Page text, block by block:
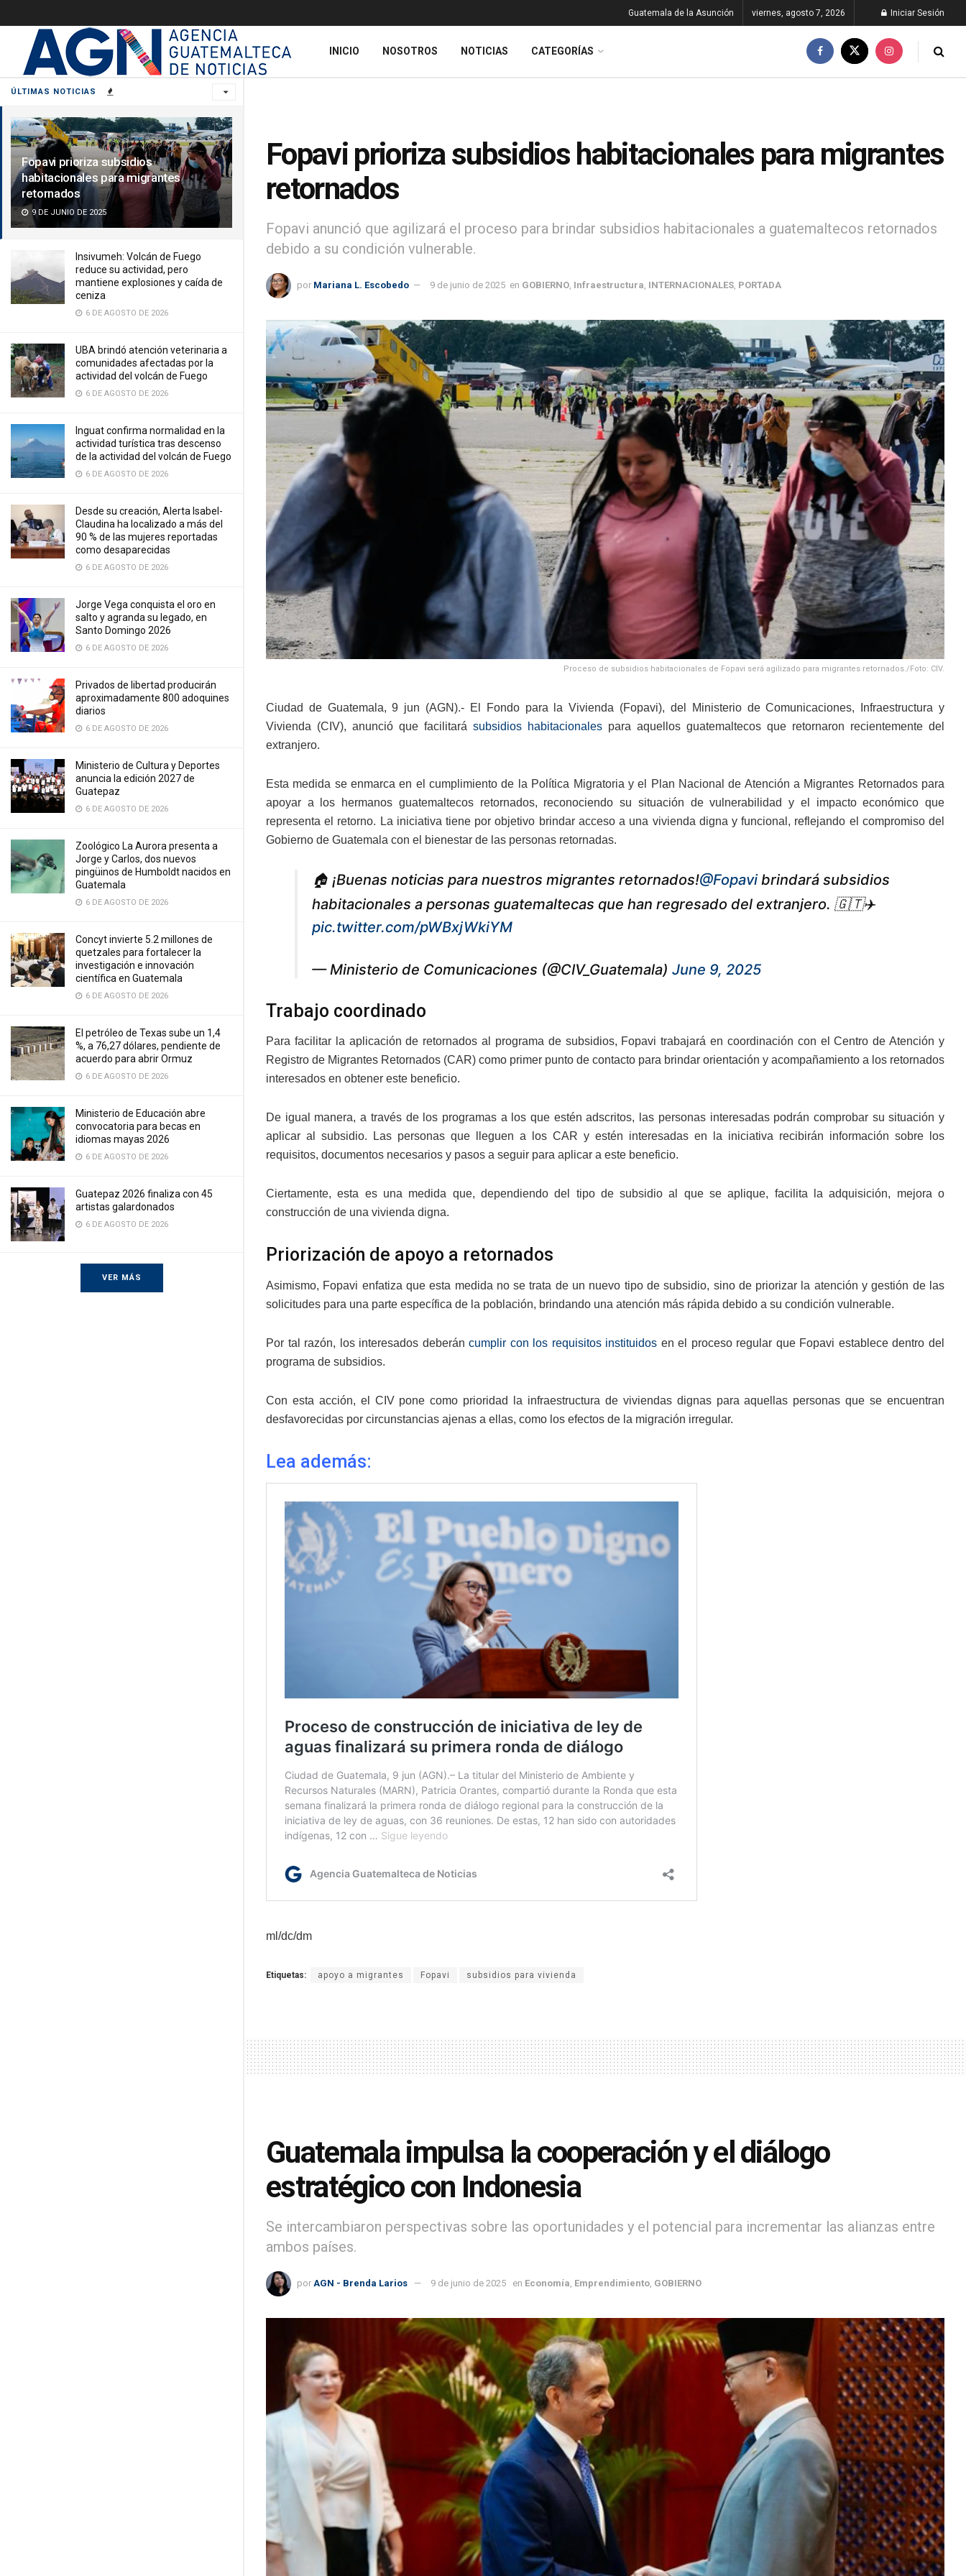
ÚLTIMAS NOTICIAS
Fopavi prioriza subsidios
habitacionales para migrantes
retornados
9 DE JUNIO DE 2025
Insivumeh: Volcán de Fuego
reduce su actividad, pero
mantiene explosiones y caída de
ceniza
6 DE AGOSTO DE 2026
UBA brindó atención veterinaria a
comunidades afectadas por la
actividad del volcán de Fuego
6 DE AGOSTO DE 2026
Inguat confirma normalidad en la
actividad turística tras descenso
de la actividad del volcán de Fuego
6 DE AGOSTO DE 2026
Desde su creación, Alerta Isabel-
Claudina ha localizado a más del
90 % de las mujeres reportadas
como desaparecidas
6 DE AGOSTO DE 2026
Jorge Vega conquista el oro en
salto y agranda su legado, en
Santo Domingo 2026
6 DE AGOSTO DE 2026
Privados de libertad producirán
aproximadamente 800 adoquines
diarios
6 DE AGOSTO DE 2026
Ministerio de Cultura y Deportes
anuncia la edición 2027 de
Guatepaz
6 DE AGOSTO DE 2026
Zoológico La Aurora presenta a
Jorge y Carlos, dos nuevos
pingüinos de Humboldt nacidos en
Guatemala
6 DE AGOSTO DE 2026
Concyt invierte 5.2 millones de
quetzales para fortalecer la
investigación e innovación
científica en Guatemala
6 DE AGOSTO DE 2026
El petróleo de Texas sube un 1,4
%, a 76,27 dólares, pendiente de
acuerdo para abrir Ormuz
6 DE AGOSTO DE 2026
Ministerio de Educación abre
convocatoria para becas en
idiomas mayas 2026
6 DE AGOSTO DE 2026
Guatepaz 2026 finaliza con 45
artistas galardonados
6 DE AGOSTO DE 2026
VER MÁS
Guatemala de la Asunción viernes, agosto 7, 2026 Iniciar Sesión
INICIO NOSOTROS NOTICIAS CATEGORÍAS
Fopavi prioriza subsidios habitacionales para migrantes
retornados
Fopavi anunció que agilizará el proceso para brindar subsidios habitacionales a guatemaltecos retornados
debido a su condición vulnerable.
por Mariana L. Escobedo 9 de junio de 2025 en GOBIERNO Infraestructura INTERNACIONALES PORTADA
Proceso de subsidios habitacionales de Fopavi será agilizado para migrantes retornados./Foto: CIV.
Ciudad de Guatemala, 9 jun (AGN).- El Fondo para la Vivienda (Fopavi), del Ministerio de Comunicaciones, Infraestructura y
Vivienda (CIV), anunció que facilitará subsidios habitacionales para aquellos guatemaltecos que retornaron recientemente del
extranjero.
Esta medida se enmarca en el cumplimiento de la Política Migratoria y el Plan Nacional de Atención a Migrantes Retornados para
apoyar a los hermanos guatemaltecos retornados, reconociendo su situación de vulnerabilidad y el impacto económico que
representa el retorno. La iniciativa tiene por objetivo brindar acceso a una vivienda digna y funcional, reflejando el compromiso del
Gobierno de Guatemala con el bienestar de las personas retornadas.
🏠 ¡Buenas noticias para nuestros migrantes retornados!@Fopavi brindará subsidios
habitacionales a personas guatemaltecas que han regresado del extranjero. 🇬🇹✈️
pic.twitter.com/pWBxjWkiYM
— Ministerio de Comunicaciones (@CIV_Guatemala) June 9, 2025
Trabajo coordinado
Para facilitar la aplicación de retornados al programa de subsidios, Fopavi trabajará en coordinación con el Centro de Atención y
Registro de Migrantes Retornados (CAR) como primer punto de contacto para brindar orientación y acompañamiento a los retornados
interesados en obtener este beneficio.
De igual manera, a través de los programas a los que estén adscritos, las personas interesadas podrán comprobar su situación y
aplicar al subsidio. Las personas que lleguen a los CAR y estén interesadas en la iniciativa recibirán información sobre los
requisitos, documentos necesarios y pasos a seguir para aplicar a este beneficio.
Ciertamente, esta es una medida que, dependiendo del tipo de subsidio al que se aplique, facilita la adquisición, mejora o
construcción de una vivienda digna.
Priorización de apoyo a retornados
Asimismo, Fopavi enfatiza que esta medida no se trata de un nuevo tipo de subsidio, sino de priorizar la atención y gestión de las
solicitudes para una parte específica de la población, brindando una atención más rápida debido a su condición vulnerable.
Por tal razón, los interesados deberáncumplir con los requisitos instituidos en el proceso regular que Fopavi establece dentro del
programa de subsidios.
Con esta acción, el CIV pone como prioridad la infraestructura de viviendas dignas para aquellas personas que se encuentran
desfavorecidas por circunstancias ajenas a ellas, como los efectos de la migración irregular.
Lea además:
ml/dc/dm
Etiquetas: apoyo a migrantes Fopavi subsidios para vivienda
Guatemala impulsa la cooperación y el diálogo
estratégico con Indonesia
Se intercambiaron perspectivas sobre las oportunidades y el potencial para incrementar las alianzas entre
ambos países.
por AGN - Brenda Larios 9 de junio de 2025 en Economía, Emprendimiento, GOBIERNO